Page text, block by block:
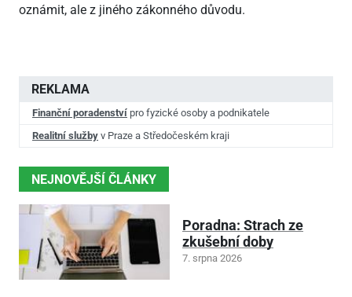
oznámit, ale z jiného zákonného důvodu.
REKLAMA
Finanční poradenství pro fyzické osoby a podnikatele
Realitní služby v Praze a Středočeském kraji
NEJNOVĚJŠÍ ČLÁNKY
Poradna: Strach ze
zkušební doby
7. srpna 2026